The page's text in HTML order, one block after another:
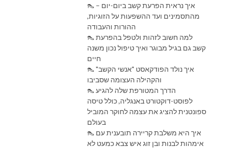
👠 איך נראית הפרעת קשב ביום-יום –
מהתסמינים ועד ההשפעות על הזוגיות,
ההורות והעבודה
👠 למה חשוב לזהות ולטפל בהפרעת
קשב גם בגיל מבוגר ואיך טיפול נכון משנה
חיים
👠 איך נולד הפודקאסט "אנשי הקשב"
והקהילה העצומה שסביבו
👠 הדרך המטורפת שלה להגיע
לפוסט-דוקטורט באנגליה, כולל טיסה
ספונטנית להציג את עצמה לחוקר המוביל
בעולם
👠 איך היא משלבת קריירה תובענית עם
אימהות לבנות ובן זוג איש צבא כמעט לא